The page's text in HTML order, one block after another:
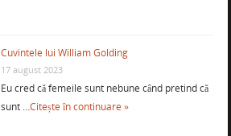
Cuvintele lui William Golding
17 august 2023
Eu cred că femeile sunt nebune când pretind că
sunt …Citește în continuare »